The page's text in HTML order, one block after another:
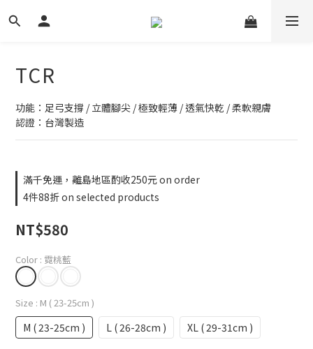
TCR
功能：足弓支撐 / 立體腳尖 / 極致輕薄 / 透氣快乾 / 柔軟親膚
認證：台灣製造
滿千免運，離島地區酌收250元 on order
4件88折 on selected products
NT$580
Color : 霓桃藍
Size : M ( 23-25cm )
M ( 23-25cm ) L ( 26-28cm ) XL ( 29-31cm )